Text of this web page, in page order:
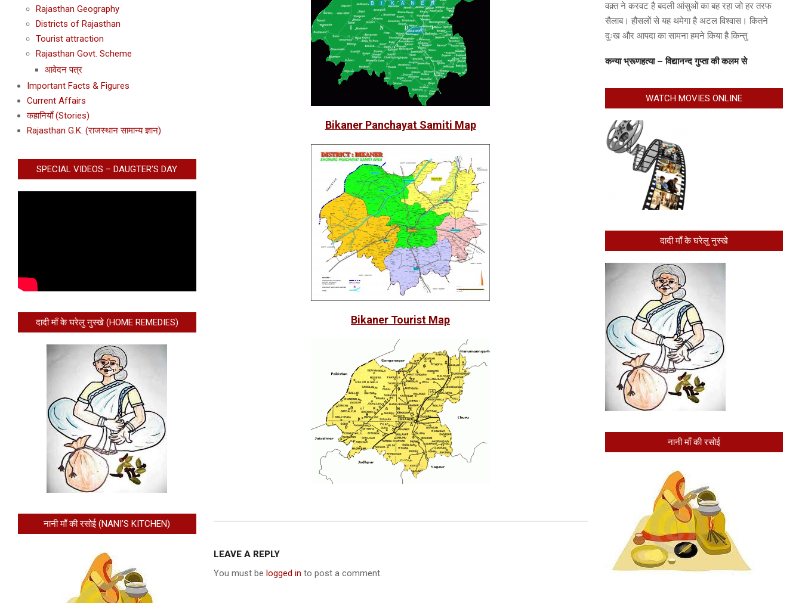
Bikaner Panchayat Samiti Map
Bikaner Tourist Map
09
LEAVE A REPLY
You must be logged in to post a comment.
Rajasthan Geography
Districts of Rajasthan
Tourist attraction
Rajasthan Govt. Scheme
आवेदन पत्र
Important Facts & Figures
Current Affairs
कहानियाँ (Stories)
Rajasthan G.K. (राजस्थान सामान्य ज्ञान)
SPECIAL VIDEOS – DAUGTER’S DAY
दादी माँ के घरेलु नुस्खे (HOME REMEDIES)
नानी माँ की रसोई (NANI’S KITCHEN)
वक़्त ने करवट है बदली आंसुओं का बह रहा जो हर तरफ
सैलाब। हौसलों से यह थमेगा है अटल विश्वास। कितने
दुःख और आपदा का सामना हमने किया है किन्तु
कन्या भ्रूणहत्या – विद्यानन्द गुप्ता की कलम से
WATCH MOVIES ONLINE
दादी माँ के घरेलु नुस्खे
नानी माँ की रसोई